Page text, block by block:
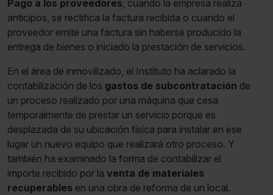
Pago a los proveedores , cuando la empresa realiza
anticipos, se rectifica la factura recibida o cuando el
proveedor emite una factura sin haberse producido la
entrega de bienes o iniciado la prestación de servicios.
En el área de inmovilizado, el Instituto ha aclarado la
contabilización de los gastos de subcontratación de
un proceso realizado por una máquina que cesa
temporalmente de prestar un servicio porque es
desplazada de su ubicación física para instalar en ese
lugar un nuevo equipo que realizará otro proceso. Y
también ha examinado la forma de contabilizar el
importe recibido por la venta de materiales
recuperables en una obra de reforma de un local.